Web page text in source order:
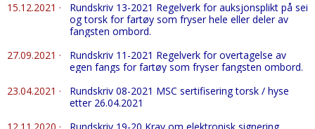
15.12.2021 ·
Rundskriv 13-2021 Regelverk for auksjonsplikt på sei
og torsk for fartøy som fryser hele eller deler av
fangsten ombord.
27.09.2021 ·
Rundskriv 11-2021 Regelverk for overtagelse av
egen fangs for fartøy som fryser fangsten ombord.
23.04.2021 ·
Rundskriv 08-2021 MSC sertifisering torsk / hyse
etter 26.04.2021